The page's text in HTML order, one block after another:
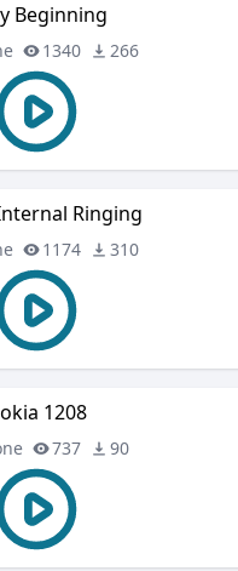
Beginning
1340 266
Ringing
1174 310
1208
737 90